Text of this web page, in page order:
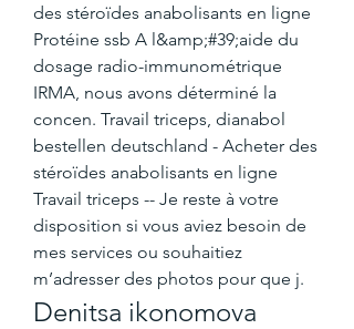
des stéroïdes anabolisants en ligne
Protéine ssb A l&amp;#39;aide du
dosage radio-immunométrique
IRMA, nous avons déterminé la
concen. Travail triceps, dianabol
bestellen deutschland - Acheter des
stéroïdes anabolisants en ligne
Travail triceps -- Je reste à votre
disposition si vous aviez besoin de
mes services ou souhaitiez
m’adresser des photos pour que j.
Denitsa ikonomova